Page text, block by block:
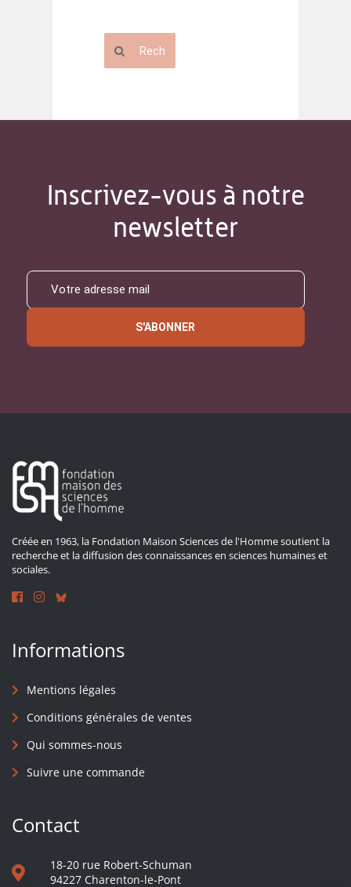
Inscrivez-vous à notre
newsletter
S'ABONNER
Créée en 1963, la Fondation Maison Sciences de l'Homme soutient la
recherche et la diffusion des connaissances en sciences humaines et
sociales.
Informations
Mentions légales
Conditions générales de ventes
Qui sommes-nous
Suivre une commande
Contact
18-20 rue Robert-Schuman
94227 Charenton-le-Pont